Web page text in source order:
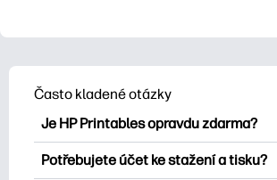
Často kladené otázky
Je HP Printables opravdu zdarma?
HP Printables nabízí více než 2500
bezplatných tisknutelných položek ke
Potřebujete účet ke stažení a tisku?